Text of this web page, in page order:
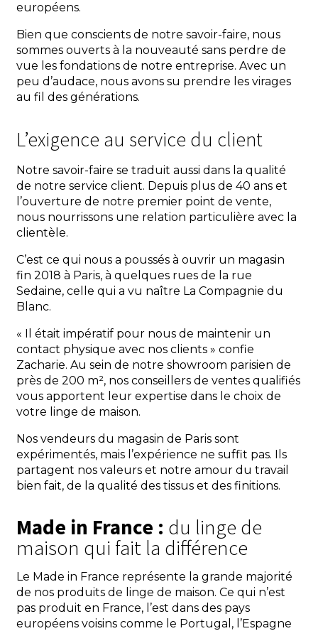
européens.
Bien que conscients de notre savoir-faire, nous
sommes ouverts à la nouveauté sans perdre de
vue les fondations de notre entreprise. Avec un
peu d’audace, nous avons su prendre les virages
au fil des générations.
L’exigence au service du client
Notre savoir-faire se traduit aussi dans la qualité
de notre service client. Depuis plus de 40 ans et
l’ouverture de notre premier point de vente,
nous nourrissons une relation particulière avec la
clientèle.
C’est ce qui nous a poussés à ouvrir un magasin
fin 2018 à Paris, à quelques rues de la rue
Sedaine, celle qui a vu naître La Compagnie du
Blanc.
« Il était impératif pour nous de maintenir un
contact physique avec nos clients » confie
Zacharie. Au sein de notre showroom parisien de
près de 200 m², nos conseillers de ventes qualifiés
vous apportent leur expertise dans le choix de
votre linge de maison.
Nos vendeurs du magasin de Paris sont
expérimentés, mais l’expérience ne suffit pas. Ils
partagent nos valeurs et notre amour du travail
bien fait, de la qualité des tissus et des finitions.
Made in France : du linge de
maison qui fait la différence
Le Made in France représente la grande majorité
de nos produits de linge de maison. Ce qui n’est
pas produit en France, l’est dans des pays
européens voisins comme le Portugal, l’Espagne